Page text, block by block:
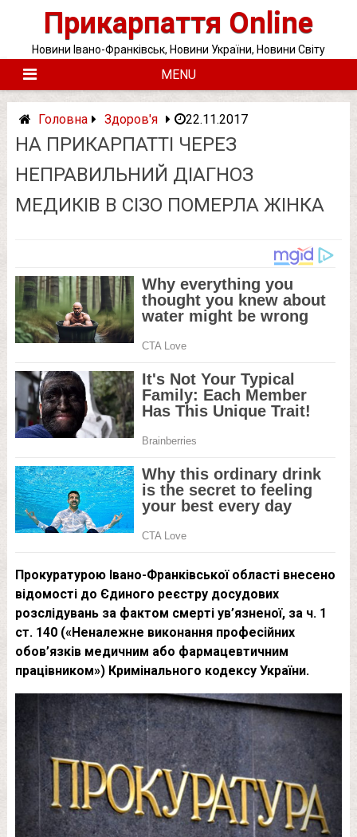
Прикарпаття Online
Новини Івано-Франківськ, Новини України, Новини Світу
MENU
Головна Здоров'я 22.11.2017
НА ПРИКАРПАТТІ ЧЕРЕЗ
НЕПРАВИЛЬНИЙ ДІАГНОЗ
МЕДИКІВ В СІЗО ПОМЕРЛА ЖІНКА
Прокуратурою Івано-Франківської області внесено
відомості до Єдиного реєстру досудових
розслідувань за фактом смерті ув’язненої, за ч. 1
ст. 140 («Неналежне виконання професійних
обов’язків медичним або фармацевтичним
працівником») Кримінального кодексу України.